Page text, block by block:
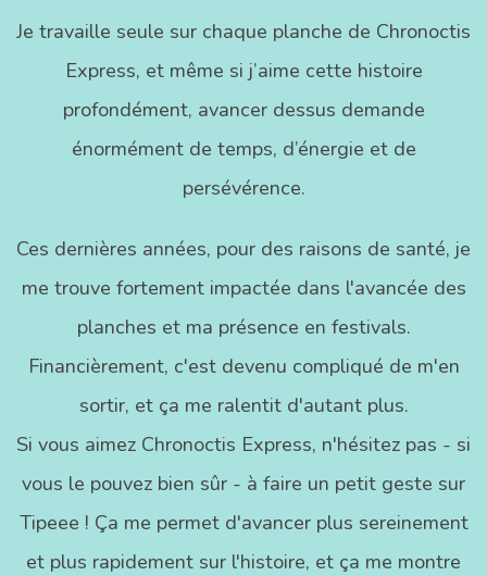
Je travaille seule sur chaque planche de Chronoctis
Express, et même si j’aime cette histoire
profondément, avancer dessus demande
énormément de temps, d’énergie et de
persévérence.
Ces dernières années, pour des raisons de santé, je
me trouve fortement impactée dans l'avancée des
planches et ma présence en festivals.
Financièrement, c'est devenu compliqué de m'en
sortir, et ça me ralentit d'autant plus.
Si vous aimez Chronoctis Express, n'hésitez pas - si
vous le pouvez bien sûr - à faire un petit geste sur
Tipeee ! Ça me permet d'avancer plus sereinement
et plus rapidement sur l'histoire, et ça me montre